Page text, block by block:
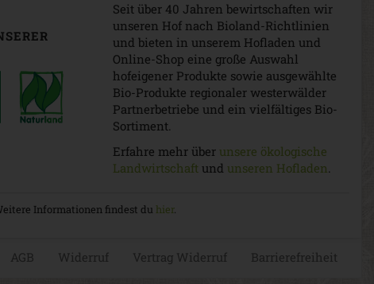
Seit über 40 Jahren bewirtschaften wir
unseren Hof nach Bioland-Richtlinien
und bieten in unserem Hofladen und
Online-Shop eine große Auswahl
hofeigener Produkte sowie ausgewählte
Bio-Produkte regionaler westerwälder
Partnerbetriebe und ein vielfältiges Bio-
Sortiment.
Erfahre mehr über unsere ökologische
Landwirtschaft und unseren Hofladen
Informationen findest du hier.
AGB Widerruf Vertrag Widerruf Barrierefreiheit